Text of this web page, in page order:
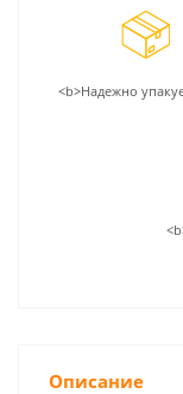
<b>Надежно
Описание